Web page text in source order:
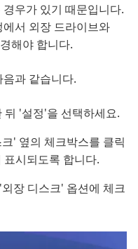
우가 있기 때문입니다.
서 외장 드라이브와
해야 합니다.
과 같습니다.
'설정'을 선택하세요.
' 옆의 체크박스를 클릭
시되도록 합니다.
장 디스크' 옵션에 체크